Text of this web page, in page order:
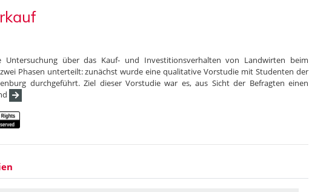
Untersuchung über das Kauf- und Investitionsverhalten von Landwirten beim
Phasen unterteilt: zunächst wurde eine qualitative Vorstudie mit Studenten der
durchgeführt. Ziel dieser Vorstudie war es, aus Sicht der Befragten einen